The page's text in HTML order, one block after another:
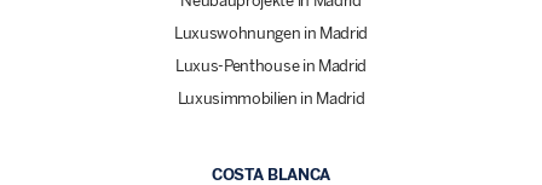
Luxuswohnungen in Madrid
Luxus-Penthouse in Madrid
Luxusimmobilien in Madrid
COSTA BLANCA